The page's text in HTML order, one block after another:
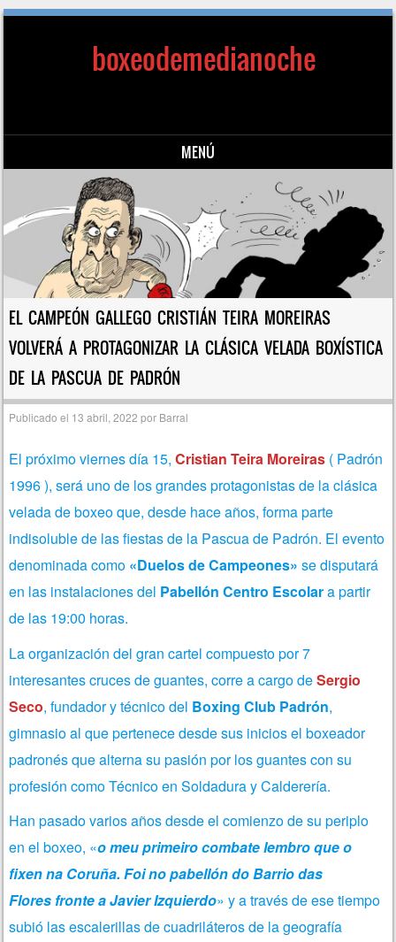
boxeodemedianoche
MENÚ
Saltar al contenido
EL CAMPEÓN GALLEGO CRISTIÁN TEIRA MOREIRAS
VOLVERÁ A PROTAGONIZAR LA CLÁSICA VELADA BOXÍSTICA
DE LA PASCUA DE PADRÓN
Publicado el 13 abril, 2022 por Barral
El próximo viernes día 15,Cristian Teira Moreiras ( Padrón
1996 ), será uno de los grandes protagonistas de la clásica
velada de boxeo que, desde hace años, forma parte
indisoluble de las fiestas de la Pascua de Padrón. El evento
denominada como «Duelos de Campeones» se disputará
en las instalaciones del Pabellón Centro Escolara partir
de las 19:00 horas.
La organización del gran cartel compuesto por 7
interesantes cruces de guantes, corre a cargo deSergio
Seco, fundador y técnico del Boxing Club Padrón,
gimnasio al que pertenece desde sus inicios el boxeador
padronés que alterna su pasión por los guantes con su
profesión como Técnico en Soldadura y Calderería.
Han pasado varios años desde el comienzo de su periplo
en el boxeo, «o meu primeiro combate lembro que o
fixen na Coruña. Foi no pabellón do Barrio das
Flores fronte a Javier Izquierdo» y a través de ese tiempo
subió las escalerillas de cuadriláteros de la geografía